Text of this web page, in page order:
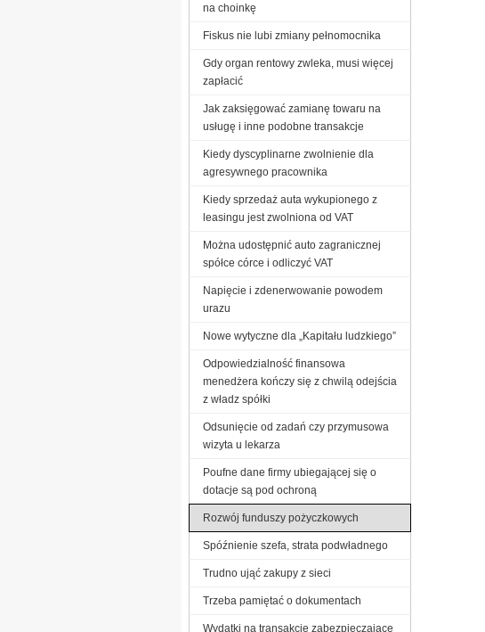
na choinkę
Fiskus nie lubi zmiany pełnomocnika
Gdy organ rentowy zwleka, musi więcej
zapłacić
Jak zaksięgować zamianę towaru na
usługę i inne podobne transakcje
Kiedy dyscyplinarne zwolnienie dla
agresywnego pracownika
Kiedy sprzedaż auta wykupionego z
leasingu jest zwolniona od VAT
Można udostępnić auto zagranicznej
spółce córce i odliczyć VAT
Napięcie i zdenerwowanie powodem
urazu
Nowe wytyczne dla „Kapitału ludzkiego”
Odpowiedzialność finansowa
menedżera kończy się z chwilą odejścia
z władz spółki
Odsunięcie od zadań czy przymusowa
wizyta u lekarza
Poufne dane firmy ubiegającej się o
dotacje są pod ochroną
Rozwój funduszy pożyczkowych
Spóźnienie szefa, strata podwładnego
Trudno ująć zakupy z sieci
Trzeba pamiętać o dokumentach
Wydatki na transakcje zabezpieczające